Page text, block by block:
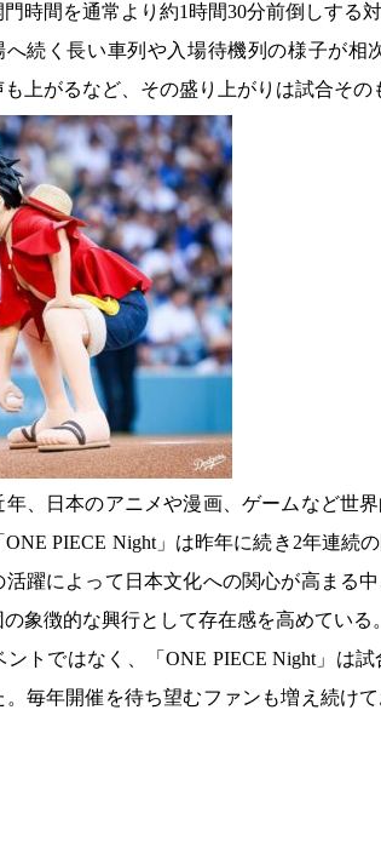
時間を通常より約1時間30分前倒しする対
へ続く長い車列や入場待機列の様子が
上がるなど、その盛り上がりは試合その
年、日本のアニメや漫画、ゲームなど世
ONE PIECE Night」は昨年に続き2年連
活躍によって日本文化への関心が高まる
象徴的な興行として存在感を高めている。
ントではなく、「ONE PIECE Night」は
。毎年開催を待ち望むファンも増え続け